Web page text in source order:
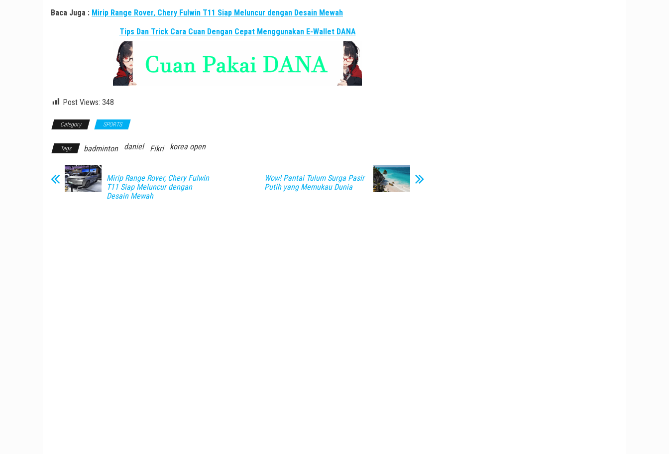
Baca Juga : Mirip Range Rover, Chery Fulwin T11 Siap Meluncur dengan Desain Mewah
Tips Dan Trick Cara Cuan Dengan Cepat Menggunakan E-Wallet DANA
Post Views: 348
Category SPORTS
Tags badminton daniel Fikri korea open
Mirip Range Rover, Chery Fulwin
T11 Siap Meluncur dengan
Desain Mewah
Wow! Pantai Tulum Surga Pasir
Putih yang Memukau Dunia